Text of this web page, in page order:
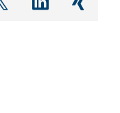
shareOntwitter